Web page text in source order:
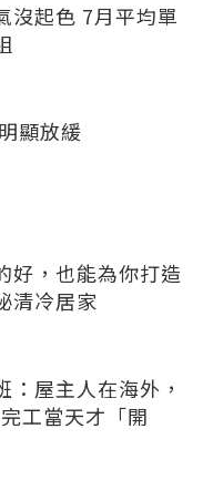
沒起色 7月平均單
顯放緩
好，也能為你打造
清冷居家
：屋主人在海外，
工當天才「開